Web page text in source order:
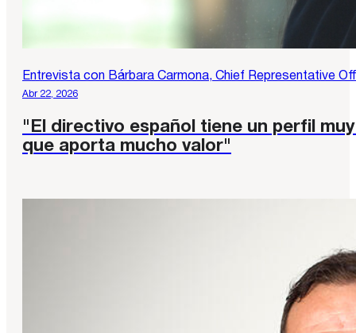
Entrevista con Bárbara Carmona, Chief Representative
Abr 22, 2026
"El directivo español tiene un perfil
que aporta mucho valor"